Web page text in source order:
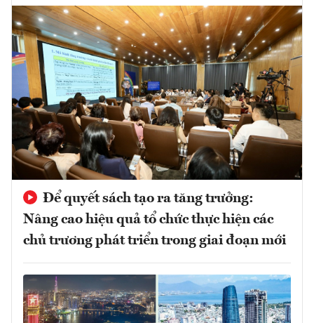
Để quyết sách tạo ra tăng trưởng:
Nâng cao hiệu quả tổ chức thực hiện các
chủ trương phát triển trong giai đoạn mới